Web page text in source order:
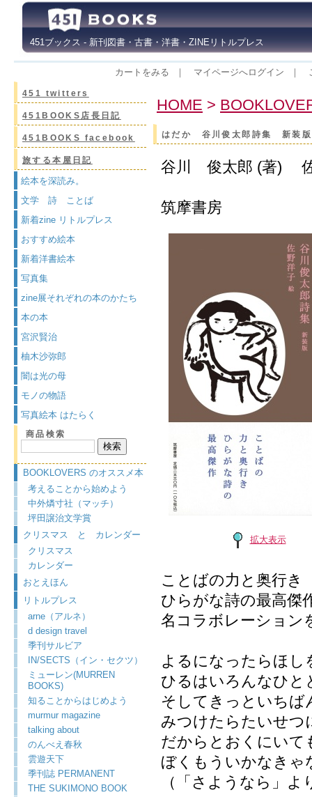
451ブックス - 新刊図書・古書・洋書・ZINEリトルプレス
カートをみる ｜ マイページへログイン ｜
451 twitters
451BOOKS店長日記
451BOOKS facebook
旅する本屋日記
絵本を深読み。
文学 詩 ことば
新着zine リトルプレス
おすすめ絵本
新着洋書絵本
写真集
zine展それぞれの本のかたち
本の本
宮沢賢治
柚木沙弥郎
闇は光の母
モノの物語
写真絵本 はたらく
商品検索
BOOKLOVERS のオススメ本
考えることから始めよう
中外燐寸社（マッチ）
坪田譲治文学賞
クリスマス と カレンダー
クリスマス
カレンダー
おとえほん
リトルプレス
arne（アルネ）
d design travel
季刊サルビア
IN/SECTS（イン・セクツ）
ミューレン(MURREN
BOOKS)
知ることからはじめよう
murmur magazine
talking about
のんべえ春秋
雲遊天下
季刊誌 PERMANENT
THE SUKIMONO BOOK
HOME >
はだか 谷川俊太郎詩集 新装
谷川 俊太郎 (著)
筑摩書房
拡大表示
ことばの力と奥行き
ひらがな詩の最高傑
名コラボレーション
よるになったらほし
ひるはいろんなひと
そしてきっといち
みつけたらたいせつ
だからとおくにいて
ぼくもういかなきゃ
（「さようなら」よ